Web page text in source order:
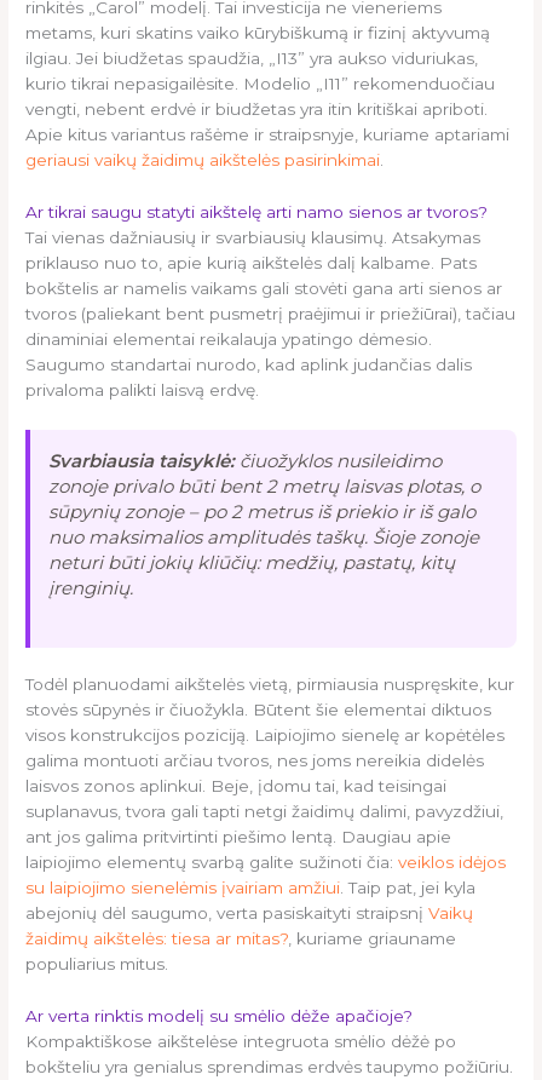
rinkitės „Carol” modelį. Tai investicija ne vieneriems
metams, kuri skatins vaiko kūrybiškumą ir fizinį aktyvumą
ilgiau. Jei biudžetas spaudžia, „I13” yra aukso viduriukas,
kurio tikrai nepasigailėsite. Modelio „I11” rekomenduočiau
vengti, nebent erdvė ir biudžetas yra itin kritiškai apriboti.
Apie kitus variantus rašėme ir straipsnyje, kuriame aptariami
geriausi vaikų žaidimų aikštelės pasirinkimai.
Ar tikrai saugu statyti aikštelę arti namo sienos ar tvoros?
Tai vienas dažniausių ir svarbiausių klausimų. Atsakymas
priklauso nuo to, apie kurią aikštelės dalį kalbame. Pats
bokštelis ar namelis vaikams gali stovėti gana arti sienos ar
tvoros (paliekant bent pusmetrį praėjimui ir priežiūrai), tačiau
dinaminiai elementai reikalauja ypatingo dėmesio.
Saugumo standartai nurodo, kad aplink judančias dalis
privaloma palikti laisvą erdvę.
Svarbiausia taisyklė:čiuožyklos nusileidimo
zonoje privalo būti bent 2 metrų laisvas plotas, o
sūpynių zonoje – po 2 metrus iš priekio ir iš galo
nuo maksimalios amplitudės taškų. Šioje zonoje
neturi būti jokių kliūčių: medžių, pastatų, kitų
įrenginių.
Todėl planuodami aikštelės vietą, pirmiausia nuspręskite, kur
stovės sūpynės ir čiuožykla. Būtent šie elementai diktuos
visos konstrukcijos poziciją. Laipiojimo sienelę ar kopėtėles
galima montuoti arčiau tvoros, nes joms nereikia didelės
laisvos zonos aplinkui. Beje, įdomu tai, kad teisingai
suplanavus, tvora gali tapti netgi žaidimų dalimi, pavyzdžiui,
ant jos galima pritvirtinti piešimo lentą. Daugiau apie
laipiojimo elementų svarbą galite sužinoti čia:veiklos idėjos
su laipiojimo sienelėmis įvairiam amžiui . Taip pat, jei kyla
abejonių dėl saugumo, verta pasiskaityti straipsnįVaikų
žaidimų aikštelės: tiesa ar mitas? , kuriame griauname
populiarius mitus.
Ar verta rinktis modelį su smėlio dėže apačioje?
Kompaktiškose aikštelėse integruota smėlio dėžė po
bokšteliu yra genialus sprendimas erdvės taupymo požiūriu.